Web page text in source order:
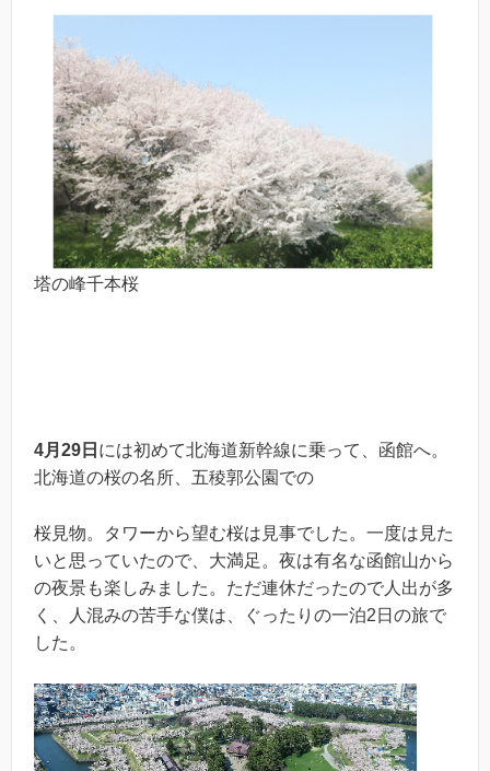
塔の峰千本桜
4月 29 日 には初めて北海道新幹線に乗って、函館へ。
北海道の桜の名所、五稜郭公園での
桜見物。タワーから望む桜は見事でした。一度は見た
いと思っていたので、大満足。夜は有名な函館山から
の夜景も楽しみました。ただ連休だったので人出が多
く、人混みの苦手な僕は、ぐったりの一泊2日の旅で
した。